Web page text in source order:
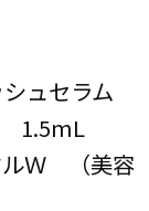
ュセラム
1.5mL
ルＷ （美容